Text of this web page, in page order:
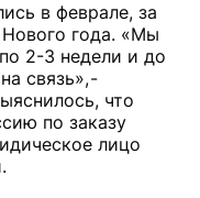
в феврале, за
Нового года. «Мы
2-3 недели и до
связь», -
что
по заказу
лицо